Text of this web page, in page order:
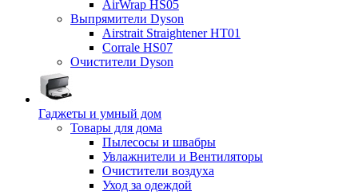
AirWrap HS05
Выпрямители Dyson
Airstrait Straightener HT01
Corrale HS07
Очистители Dyson
Гаджеты и умный дом
Товары для дома
Пылесосы и швабры
Увлажнители и Вентиляторы
Очистители воздуха
Уход за одеждой